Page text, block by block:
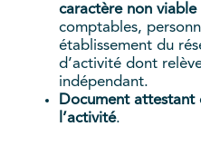
caractère non viable
comptables,
établissement du
d’activité dont
indépendant.
Document attestant
l’activité.